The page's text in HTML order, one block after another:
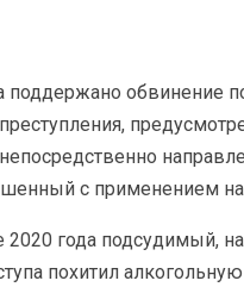
поддержано обвинение
с применением
2020 года подсудимый,
похитил